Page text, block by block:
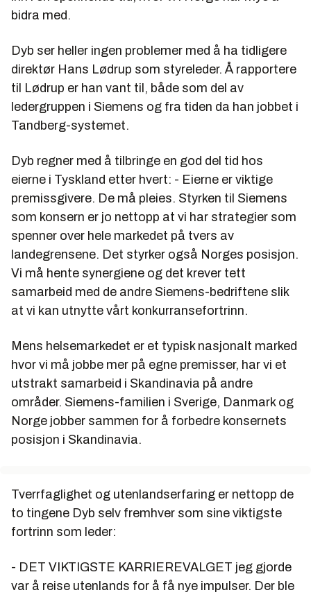
bidra med.
Dyb ser heller ingen problemer med å ha tidligere
direktør Hans Lødrup som styreleder. Å rapportere
til Lødrup er han vant til, både som del av
ledergruppen i Siemens og fra tiden da han jobbet i
Tandberg-systemet.
Dyb regner med å tilbringe en god del tid hos
eierne i Tyskland etter hvert: - Eierne er viktige
premissgivere. De må pleies. Styrken til Siemens
som konsern er jo nettopp at vi har strategier som
spenner over hele markedet på tvers av
landegrensene. Det styrker også Norges posisjon.
Vi må hente synergiene og det krever tett
samarbeid med de andre Siemens-bedriftene slik
at vi kan utnytte vårt konkurransefortrinn.
Mens helsemarkedet er et typisk nasjonalt marked
hvor vi må jobbe mer på egne premisser, har vi et
utstrakt samarbeid i Skandinavia på andre
områder. Siemens-familien i Sverige, Danmark og
Norge jobber sammen for å forbedre konsernets
posisjon i Skandinavia.
Tverrfaglighet og utenlandserfaring er nettopp de
to tingene Dyb selv fremhver som sine viktigste
fortrinn som leder:
- DET VIKTIGSTE KARRIEREVALGET jeg gjorde
var å reise utenlands for å få nye impulser. Der ble